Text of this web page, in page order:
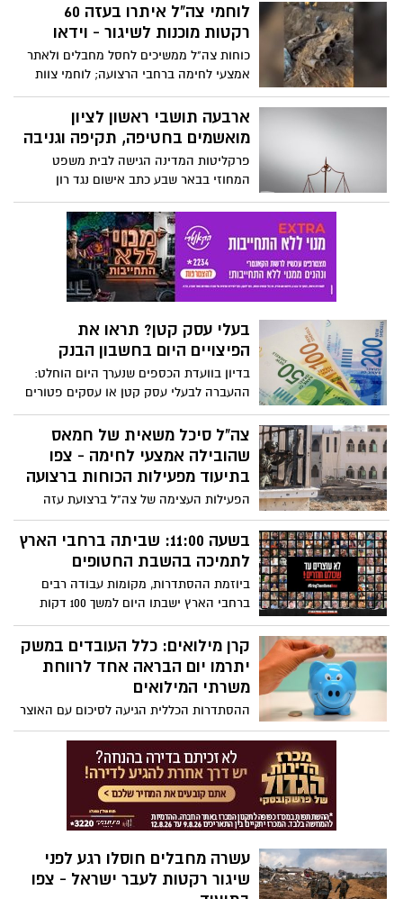
לכ-830 מטר. הממצאים העידו על שהייתם
של כ-20 חטופים במקום בזמנים שונים.
לוחמי צה"ל איתרו בעזה 60
רקטות מוכנות לשיגור - וידאו
כוחות צה"ל ממשיכים לחסל מחבלים ולאתר
אמצעי לחימה ברחבי הרצועה; לוחמי צוות
קרב חטיבה 401 איתרו כ-100 מתקני רקטות,
בהם 60 רקטות מוכנות לשיגור
ארבעה תושבי ראשון לציון
מואשמים בחטיפה, תקיפה וגניבה
פרקליטות המדינה הגישה לבית משפט
המחוזי בבאר שבע כתב אישום נגד רון
אברג'יל (23), אופק דהן (22), דניאל לוי (20)
וחיים ביטרן (22) מראשון לציון לאחר שחטפו
אדם, הכו אותו, איימו עליו כי ירצחו אותו וגנבו
את רכבו.
בעלי עסק קטן? תראו את
הפיצויים היום בחשבון הבנק
בדיון בוועדת הכספים שנערך היום הוחלט:
ההעברה לבעלי עסק קטן או עסקים פטורים
תבוצע היום
צה"ל סיכל משאית של חמאס
שהובילה אמצעי לחימה - צפו
בתיעוד מפעילות הכוחות ברצועה
הפעילות העצימה של צה"ל ברצועת עזה
ממשיכה - סוכל ניסיון העברת אמצעי לחימה
במשאית ששימשה את חמאס; פשיטות
נרחבות בחאן יונס; לוחמי צה"ל איתרו
בשעה 11:00: שביתה ברחבי הארץ
לתמיכה בהשבת החטופים
ביוזמת ההסתדרות, מקומות עבודה רבים
ברחבי הארץ ישבתו היום למשך 100 דקות
כנגד 100 ימים שהחטופים נמצאים בשבי
חמאס.. ארנון בר דוד: "זו ההזדמנות שלנו
לצאת כקול אחד, לקרוא להשיב את הבנים
והבנות שלנו מעזה"
קרן מילואים: כלל העובדים במשק
יתרמו יום הבראה אחד לרווחת
משרתי המילואים
ההסתדרות הכללית הגיעה לסיכום עם האוצר
על שכר המינימום, שיעלה כמתוכנן בחודש
אפריל, כמו כן קרנות הפנסיה וההשתלמות לא
ייפגעו - עוד בסיכומים, נקבע כי כלל העובדים
במשק יתרמו יום הבראה אחד לטובת קרן
מילואים
עשרה מחבלים חוסלו רגע לפני
שיגור רקטות לעבר ישראל - צפו